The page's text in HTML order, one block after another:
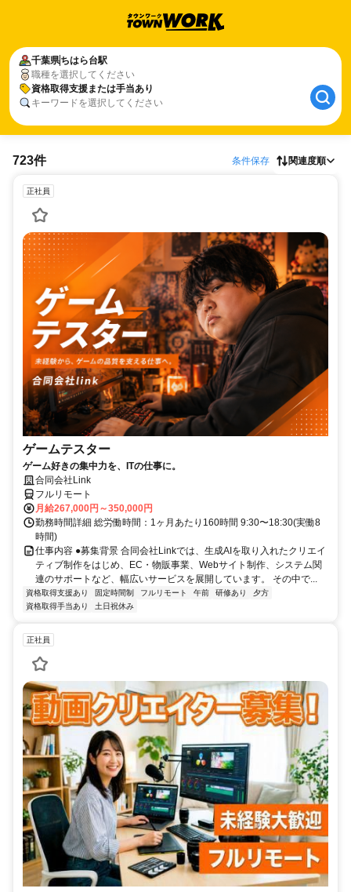
千葉県ちはら台駅
職種を選択してください
資格取得支援または手当あり
キーワードを選択してください
723件 条件保存 関連度順
正社員
ゲームテスター
ゲーム好きの集中力を、ITの仕事に。
合同会社Link
フルリモート
月給267,000円～350,000円
勤務時間詳細 総労働時間：1ヶ月あたり160時間 9:30〜18:30(実働8
時間)
仕事内容 ●募集背景 合同会社Linkでは、生成AIを取り入れたクリエイ
ティブ制作をはじめ、EC・物販事業、Webサイト制作、システム関
連のサポートなど、幅広いサービスを展開しています。 その中で...
資格取得支援あり 固定時間制 フルリモート 午前 研修あり
夕方
資格取得手当あり
土日祝休み
正社員